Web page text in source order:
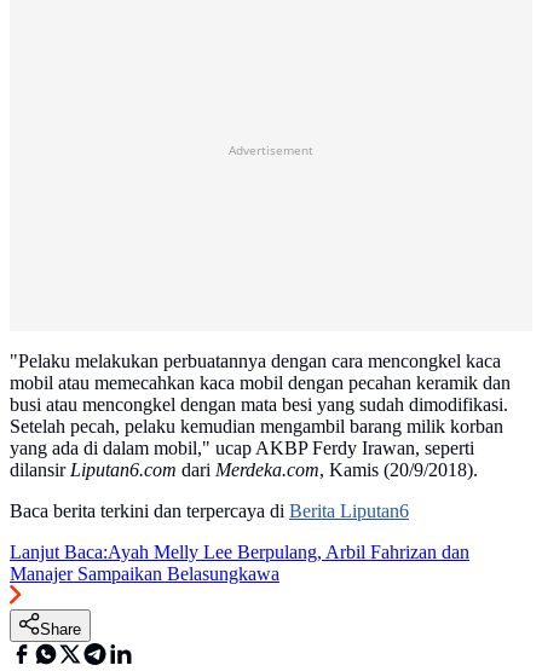
Advertisement
"Pelaku melakukan perbuatannya dengan cara mencongkel kaca
mobil atau memecahkan kaca mobil dengan pecahan keramik dan
busi atau mencongkel dengan mata besi yang sudah dimodifikasi.
Setelah pecah, pelaku kemudian mengambil barang milik korban
yang ada di dalam mobil," ucap AKBP Ferdy Irawan, seperti
dilansir Liputan6.com dari Merdeka.com, Kamis (20/9/2018).
Baca berita terkini dan terpercaya di Berita Liputan6
Lanjut Baca:Ayah Melly Lee Berpulang, Arbil Fahrizan dan
Manajer Sampaikan Belasungkawa
Share